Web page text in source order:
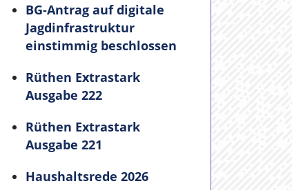
BG-Antrag auf digitale
Jagdinfrastruktur
einstimmig beschlossen
Rüthen Extrastark
Ausgabe 222
Rüthen Extrastark
Ausgabe 221
Haushaltsrede 2026